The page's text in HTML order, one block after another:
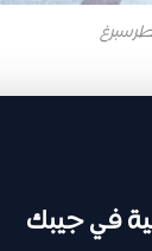
في جيبك